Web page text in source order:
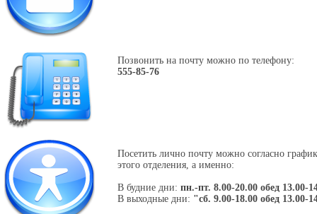
Позвонить на почту можно по телефону:
555-85-76
Посетить лично почту можно согласно
этого отделения, а именно:
В будние дни: пн.-пт. 8.00-20.00 обед 13.00-
В выходные дни: "сб. 9.00-18.00 обед 13.00-